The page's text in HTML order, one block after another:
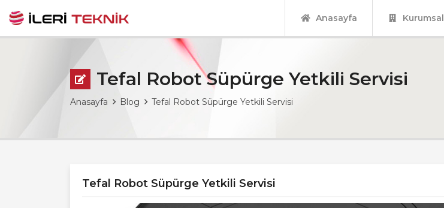
Anasayfa Kurumsal
Tefal Robot Süpürge Yetkili Servisi
Anasayfa Blog Tefal Robot Süpürge Yetkili Servisi
Tefal Robot Süpürge Yetkili Servisi